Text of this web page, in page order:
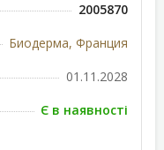
2005870
Биодерма, Франция
01.11.2028
Є в наявності